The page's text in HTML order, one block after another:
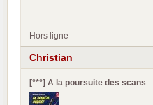
Hors ligne
Christian
[°*°] A la poursuite des scans